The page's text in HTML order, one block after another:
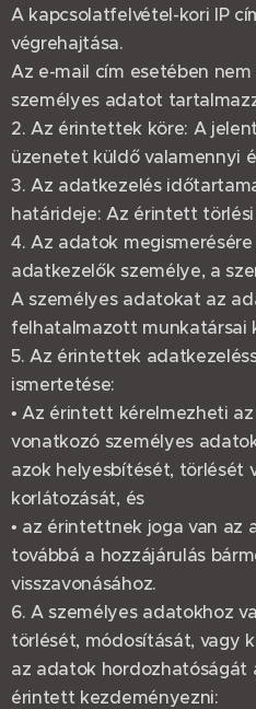
A kapcsolatfelvétel-kori IP
végrehajtása.
Az e-mail cím esetében nem
személyes adatot
2. Az érintettek köre: A
üzenetet küldő valamennyi
3. Az adatkezelés
határideje: Az érintett
4. Az adatok
adatkezelők személye, a
A személyes adatokat az
felhatalmazott munkatársai
5. Az érintettek
ismertetése:
• Az érintett kérelmezheti
vonatkozó személyes
azok helyesbítését, törlését
korlátozását, és
• az érintettnek joga van az
továbbá a hozzájárulás
visszavonásához.
6. A személyes adatokhoz
törlését, módosítását, vagy
az adatok hordozhatóságát
érintett kezdeményezni: